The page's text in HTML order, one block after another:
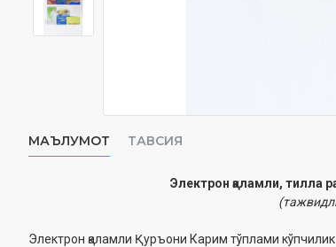
МАЪЛУМОТ ТАВСИЯ
Электрон қаламли, тилла
Электрон қаламли Қуръони Карим тўплами